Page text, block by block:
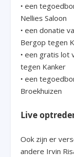
• een
Nellies Saloon
• een donatie
Bergop tegen
• een gratis lot
tegen Kanker
• een
Broekhuizen
Live
Ook zijn er
andere Irvin